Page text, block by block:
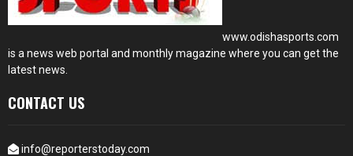
www.odishasports.com
is a news web portal and monthly magazine where you can get the
latest news.
CONTACT US
info@reporterstoday.com